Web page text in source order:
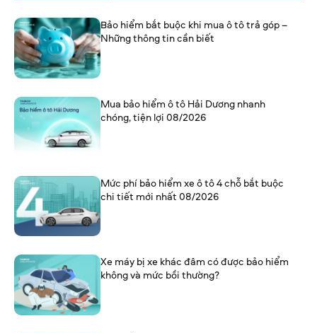
Bảo hiểm bắt buộc khi mua ô tô trả góp –
Những thông tin cần biết
Mua bảo hiểm ô tô Hải Dương nhanh
chóng, tiện lợi 08/2026
Mức phí bảo hiểm xe ô tô 4 chỗ bắt buộc
chi tiết mới nhất 08/2026
Xe máy bị xe khác đâm có được bảo hiểm
không và mức bồi thường?